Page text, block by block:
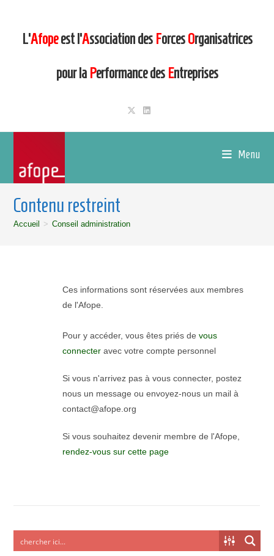
L’Afopeest l’Association des ForcesOrganisatrices
pour la Performance des Entreprises
Menu
Contenu restreint
Accueil > Conseil administration
Ces informations sont réservées aux membres
de l'Afope.
Pour y accéder, vous êtes priés devous
connecter avec votre compte personnel
Si vous n'arrivez pas à vous connecter, postez
nous un message ou envoyez-nous un mail à
contact@afope.org
Si vous souhaitez devenir membre de l'Afope,
rendez-vous sur cette page